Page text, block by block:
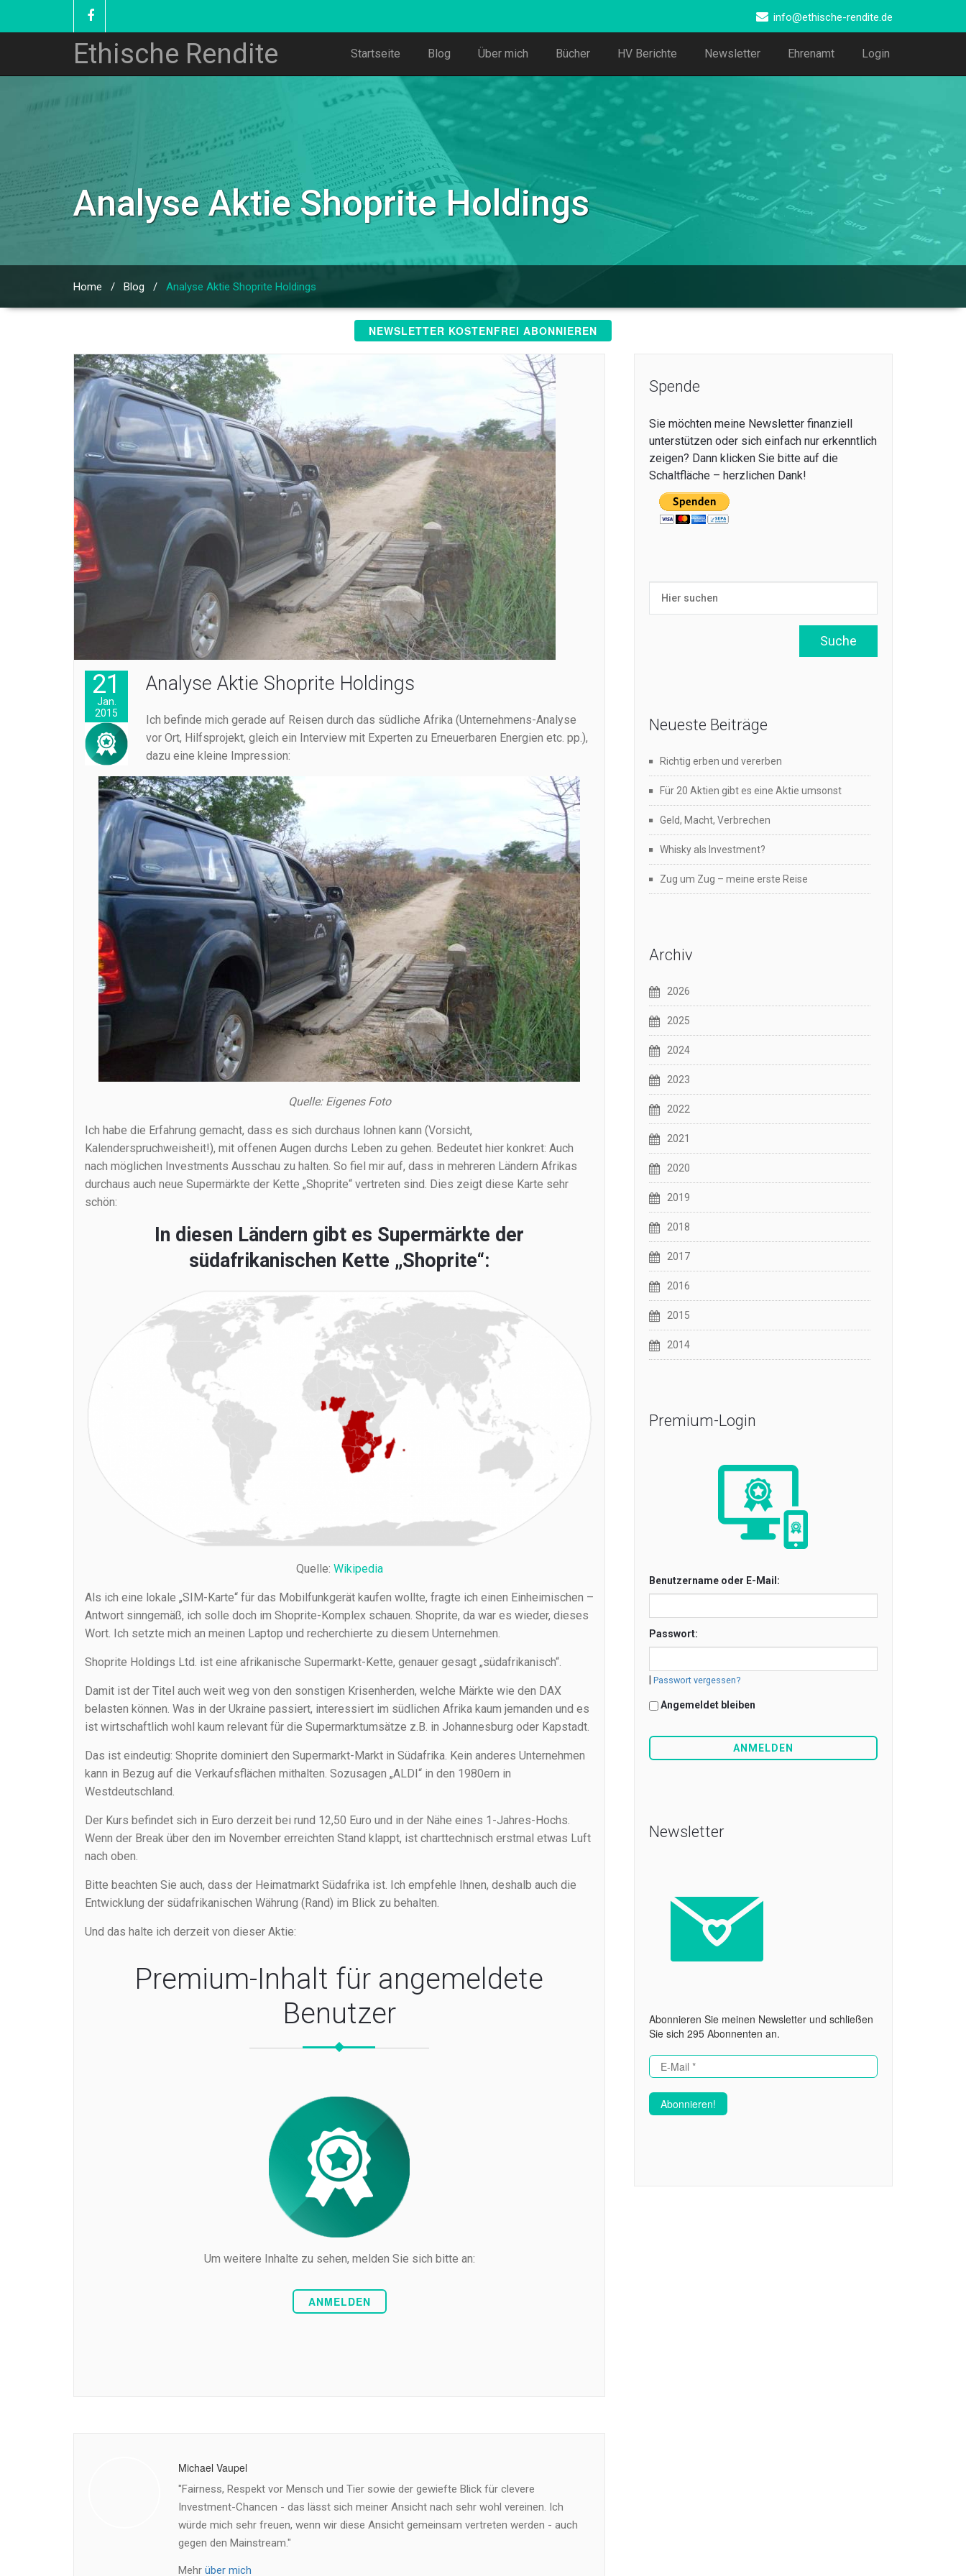
info@ethische-rendite.de
Ethische Rendite Startseite Blog Über mich Bücher HV Berichte Newsletter Ehrenamt Login
Analyse Aktie Shoprite Holdings
Home / Blog / Analyse Aktie Shoprite Holdings
NEWSLETTER KOSTENFREI ABONNIEREN
21
Jan.
2015
Analyse Aktie Shoprite Holdings
Ich befinde mich gerade auf Reisen durch das südliche Afrika (Unternehmens-Analyse
vor Ort, Hilfsprojekt, gleich ein Interview mit Experten zu Erneuerbaren Energien etc. pp.),
dazu eine kleine Impression:
Quelle: Eigenes Foto
Ich habe die Erfahrung gemacht, dass es sich durchaus lohnen kann (Vorsicht,
Kalenderspruchweisheit!), mit offenen Augen durchs Leben zu gehen. Bedeutet hier konkret: Auch
nach möglichen Investments Ausschau zu halten. So fiel mir auf, dass in mehreren Ländern Afrikas
durchaus auch neue Supermärkte der Kette „Shoprite“ vertreten sind. Dies zeigt diese Karte sehr
schön:
In diesen Ländern gibt es Supermärkte der
südafrikanischen Kette „Shoprite“:
Quelle: Wikipedia
Als ich eine lokale „SIM-Karte“ für das Mobilfunkgerät kaufen wollte, fragte ich einen Einheimischen –
Antwort sinngemäß, ich solle doch im Shoprite-Komplex schauen. Shoprite, da war es wieder, dieses
Wort. Ich setzte mich an meinen Laptop und recherchierte zu diesem Unternehmen.
Shoprite Holdings Ltd. ist eine afrikanische Supermarkt-Kette, genauer gesagt „südafrikanisch“.
Damit ist der Titel auch weit weg von den sonstigen Krisenherden, welche Märkte wie den DAX
belasten können. Was in der Ukraine passiert, interessiert im südlichen Afrika kaum jemanden und es
ist wirtschaftlich wohl kaum relevant für die Supermarktumsätze z.B. in Johannesburg oder Kapstadt.
Das ist eindeutig: Shoprite dominiert den Supermarkt-Markt in Südafrika. Kein anderes Unternehmen
kann in Bezug auf die Verkaufsflächen mithalten. Sozusagen „ALDI“ in den 1980ern in
Westdeutschland.
Der Kurs befindet sich in Euro derzeit bei rund 12,50 Euro und in der Nähe eines 1-Jahres-Hochs.
Wenn der Break über den im November erreichten Stand klappt, ist charttechnisch erstmal etwas Luft
nach oben.
Bitte beachten Sie auch, dass der Heimatmarkt Südafrika ist. Ich empfehle Ihnen, deshalb auch die
Entwicklung der südafrikanischen Währung (Rand) im Blick zu behalten.
Und das halte ich derzeit von dieser Aktie:
Premium-Inhalt für angemeldete
Benutzer
Um weitere Inhalte zu sehen, melden Sie sich bitte an:
ANMELDEN
Michael Vaupel
"Fairness, Respekt vor Mensch und Tier sowie der gewiefte Blick für clevere
Investment-Chancen - das lässt sich meiner Ansicht nach sehr wohl vereinen. Ich
würde mich sehr freuen, wenn wir diese Ansicht gemeinsam vertreten werden - auch
gegen den Mainstream."
Mehr über mich
Spende
Sie möchten meine Newsletter finanziell
unterstützen oder sich einfach nur erkenntlich
zeigen? Dann klicken Sie bitte auf die
Schaltfläche – herzlichen Dank!
Neueste Beiträge
Richtig erben und vererben
Für 20 Aktien gibt es eine Aktie umsonst
Geld, Macht, Verbrechen
Whisky als Investment?
Zug um Zug – meine erste Reise
Archiv
2026
2025
2024
2023
2022
2021
2020
2019
2018
2017
2016
2015
2014
Premium-Login
Benutzername oder E-Mail:
Passwort:
Passwort vergessen?
Angemeldet bleiben
Newsletter
Abonnieren Sie meinen Newsletter und schließen
Sie sich 295 Abonnenten an.